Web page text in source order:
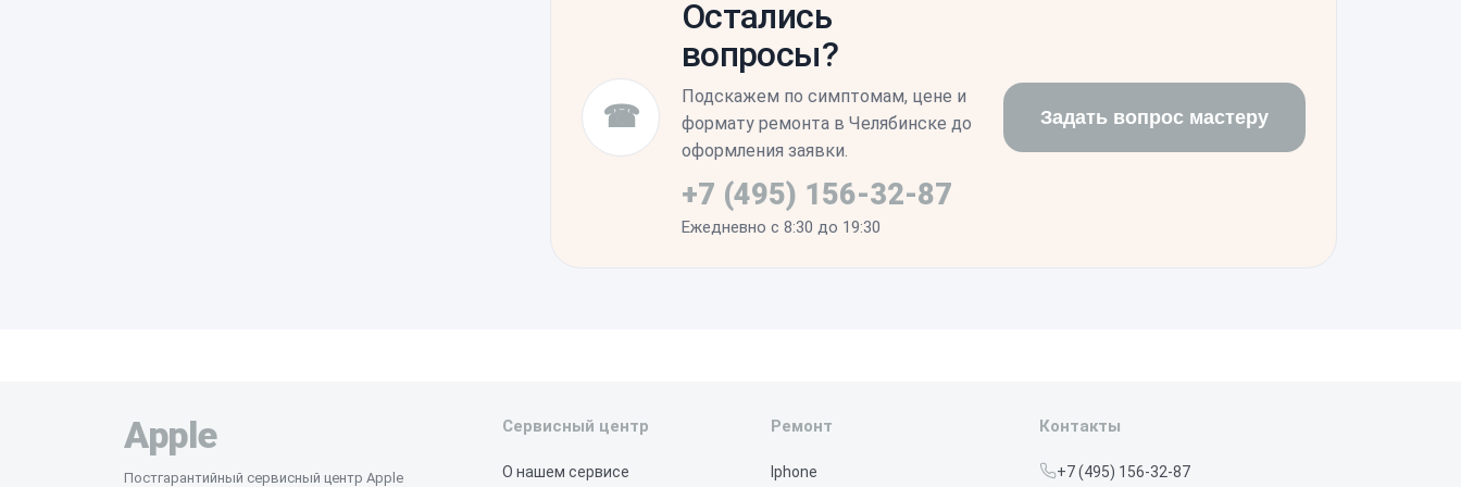
полностью зарядить и разрядить устройство для точной настройки
контроллера питания. Стабильная работа процессора при пиковых нагрузках
восстановится без принудительного замедления системы.
☎
Остались
вопросы?
Подскажем по симптомам, цене и
формату ремонта в Челябинске до
оформления заявки.
+7 (495) 156-32-87
Ежедневно с 8:30 до 19:30
Задать вопрос мастеру
Apple
Постгарантийный сервисный центр Apple
Сервисный центр
О нашем сервисе
Ремонт
Iphone
Контакты
+7 (495) 156-32-87